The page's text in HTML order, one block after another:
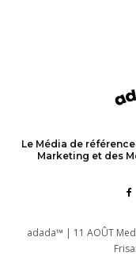
Le Média de
Marketing et des
adada™ | 11 AOÛT